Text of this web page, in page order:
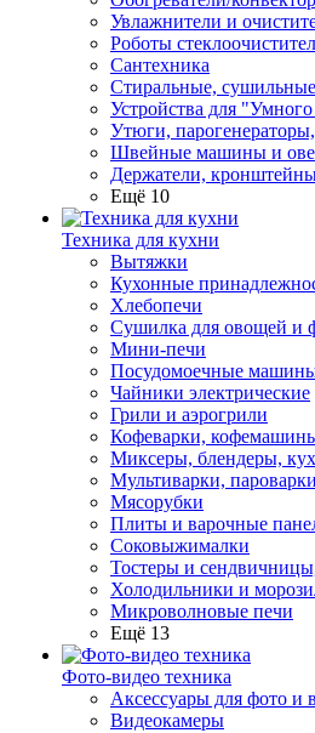
Увлажнители и
Роботы
Сантехника
Стиральные,
Устройства для
Утюги,
Швейные машины и
Держатели,
Ещё 10
Техника для кухни
Вытяжки
Кухонные
Хлебопечи
Сушилка для овощей и
Мини-печи
Посудомоечные
Чайники электрические
Грили и аэрогрили
Кофеварки,
Миксеры, блендеры,
Мультиварки, пароварки
Мясорубки
Плиты и варочные
Соковыжималки
Тостеры и
Холодильники и
Микроволновые печи
Ещё 13
Фото-видео техника
Аксессуары для фото и
Видеокамеры